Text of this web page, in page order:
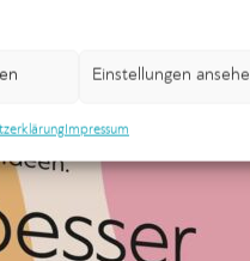
Einstellungen
Impressum